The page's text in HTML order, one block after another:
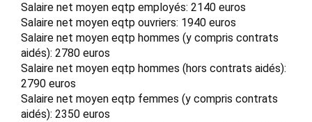
Salaire net moyen eqtp employés: 2140 euros
Salaire net moyen eqtp ouvriers: 1940 euros
Salaire net moyen eqtp hommes (y compris contrats
aidés): 2780 euros
Salaire net moyen eqtp hommes (hors contrats aidés):
2790 euros
Salaire net moyen eqtp femmes (y compris contrats
aidés): 2350 euros